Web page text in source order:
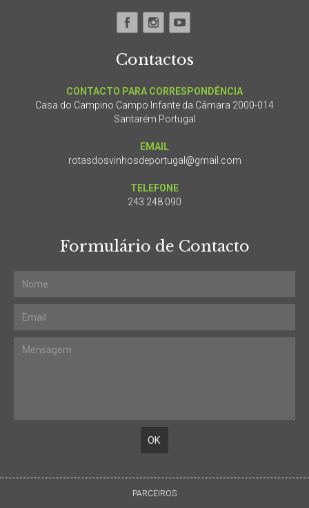
Contactos
CONTACTO PARA CORRESPONDÊNCIA
Casa do Campino Campo Infante da Câmara 2000-014
Santarém Portugal
EMAIL
rotasdosvinhosdeportugal@gmail.com
TELEFONE
243 248 090
Formulário de Contacto
PARCEIROS